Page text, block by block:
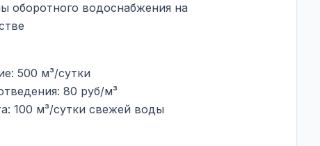
оборотного водоснабжения на
500 м³/сутки
80 руб/м³
100 м³/сутки свежей воды